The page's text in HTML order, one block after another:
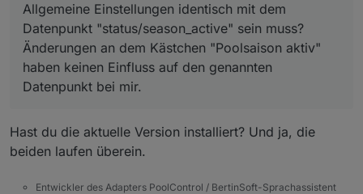
Allgemeine Einstellungen identisch mit dem
Datenpunkt "status/season_active" sein muss?
Änderungen an dem Kästchen "Poolsaison aktiv"
haben keinen Einfluss auf den genannten
Datenpunkt bei mir.
Hast du die aktuelle Version installiert? Und ja, die
beiden laufen überein.
Entwickler des Adapters PoolControl / BertinSoft-Sprachassistent